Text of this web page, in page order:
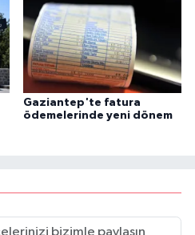
Gaziantep'te fatura
ödemelerinde yeni dönem